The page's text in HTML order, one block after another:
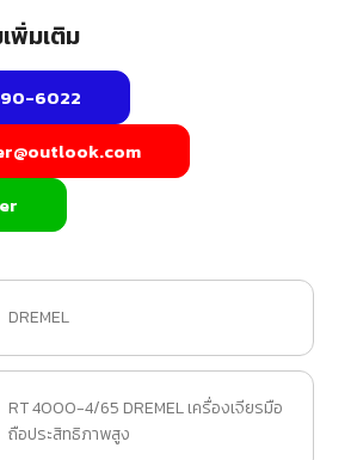
พิ่มเติม
6022
DREMEL
RT 4000-4/65 DREMEL เครื่องเจียรมือ
ถือประสิทธิภาพสูง